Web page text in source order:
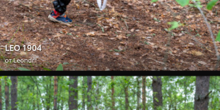
LEO 1904
отLeondr